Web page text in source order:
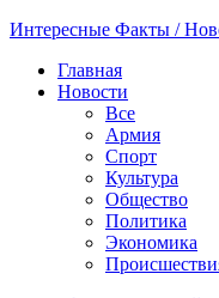
Интересные Факты /
Главная
Новости
Все
Армия
Спорт
Культура
Общество
Политика
Экономика